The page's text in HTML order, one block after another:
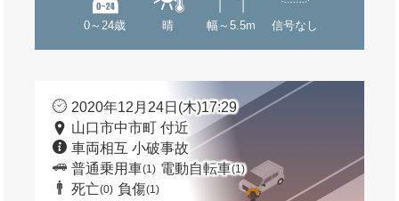
0～24歳 晴 幅～5.5m 信号なし
2020年12月24日(木)17:29
山口市中市町 付近
車両相互 小破事故
普通乗用車(1) 電動自転車(1)
死亡(0) 負傷(1)